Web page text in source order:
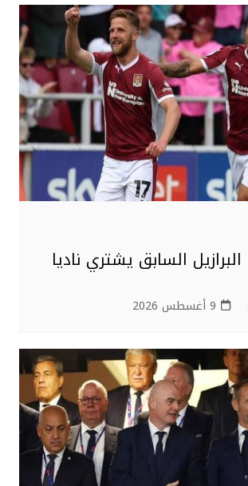
السابق يشتري ناديا
9 أغسطس 2026